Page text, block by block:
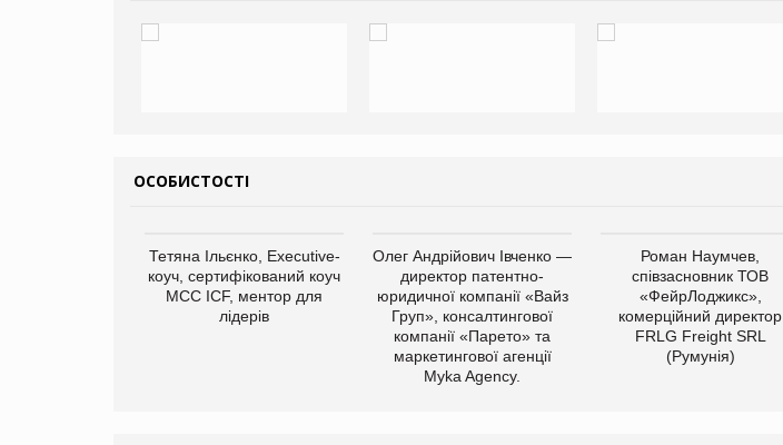
ОСОБИСТОСТІ
Тетяна Ільєнко, Executive-
коуч, сертифікований коуч
МСС ICF, ментор для
лідерів
Олег Андрійович Івченко —
директор патентно-
юридичної компанії «Вайз
Груп», консалтингової
компанії «Парето» та
маркетингової агенції
Myka Agency.
Роман Наумчев,
співзасновник ТОВ
«ФейрЛоджикс»,
комерційний директор
FRLG Freight SRL
(Румунія)